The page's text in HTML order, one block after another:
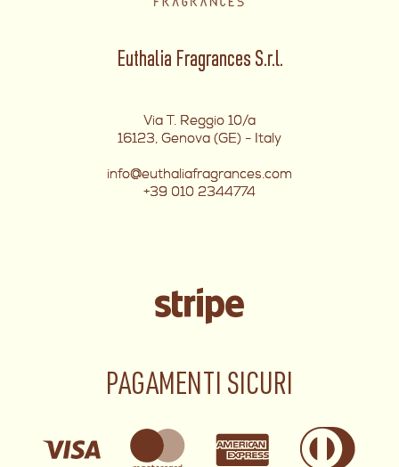
Euthalia Fragrances S.r.l.
Via T. Reggio 10/a
16123, Genova (GE) - Italy
info@euthaliafragrances.com
+39 010 2344774
PAGAMENTI SICURI